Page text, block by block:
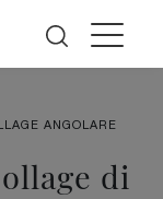
ANGOLARE
di